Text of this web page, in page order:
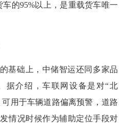
的95%以上，是重载货车唯一
基础上，中储智运还同多家品
据介绍，车联网设备是对“北
用于车辆道路偏离预警，道路
情况时候作为辅助定位手段对